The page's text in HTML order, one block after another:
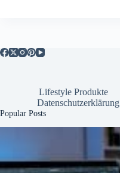
Lifestyle Produkte
Datenschutzerklärung
Popular Posts